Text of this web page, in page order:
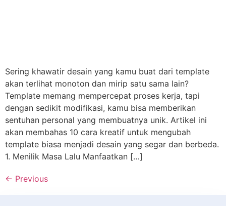
Sering khawatir desain yang kamu buat dari template
akan terlihat monoton dan mirip satu sama lain?
Template memang mempercepat proses kerja, tapi
dengan sedikit modifikasi, kamu bisa memberikan
sentuhan personal yang membuatnya unik. Artikel ini
akan membahas 10 cara kreatif untuk mengubah
template biasa menjadi desain yang segar dan berbeda.
1. Menilik Masa Lalu Manfaatkan […]
← Previous